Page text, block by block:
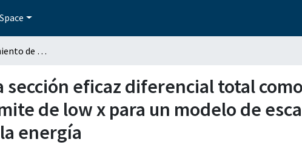
Estudio del crecimiento de la sección eficaz diferencial total como función del parámetro de escala, en el límite de low x para un modelo de escalamiento geométrico dependiente de la energía
eficaz diferencial total
de low x para un modelo de
energía